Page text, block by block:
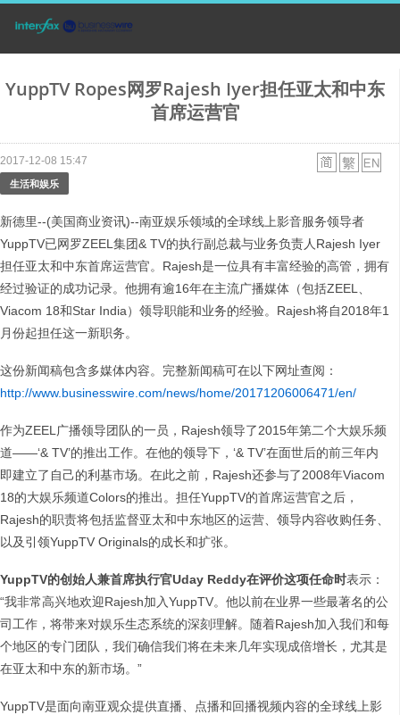
YuppTV Ropes网罗Rajesh Iyer担任亚太和中东
首席运营官
2017-12-08 15:47
生活和娱乐
新德里--(美国商业资讯)--南亚娱乐领域的全球线上影音服务领导者
YuppTV已网罗ZEEL集团& TV的执行副总裁与业务负责人Rajesh Iyer
担任亚太和中东首席运营官。Rajesh是一位具有丰富经验的高管，拥有
经过验证的成功记录。他拥有逾16年在主流广播媒体（包括ZEEL、
Viacom 18和Star India）领导职能和业务的经验。Rajesh将自2018年1
月份起担任这一新职务。
这份新闻稿包含多媒体内容。完整新闻稿可在以下网址查阅：
http://www.businesswire.com/news/home/20171206006471/en/
作为ZEEL广播领导团队的一员，Rajesh领导了2015年第二个大娱乐频
道——‘& TV’的推出工作。在他的领导下，‘& TV’在面世后的前三年内
即建立了自己的利基市场。在此之前，Rajesh还参与了2008年Viacom
18的大娱乐频道Colors的推出。担任YuppTV的首席运营官之后，
Rajesh的职责将包括监督亚太和中东地区的运营、领导内容收购任务、
以及引领YuppTV Originals的成长和扩张。
YuppTV的创始人兼首席执行官Uday Reddy在评价这项任命时表示：
“我非常高兴地欢迎Rajesh加入YuppTV。他以前在业界一些最著名的公
司工作，将带来对娱乐生态系统的深刻理解。随着Rajesh加入我们和每
个地区的专门团队，我们确信我们将在未来几年实现成倍增长，尤其是
在亚太和中东的新市场。”
YuppTV是面向南亚观众提供直播、点播和回播视频内容的全球线上影